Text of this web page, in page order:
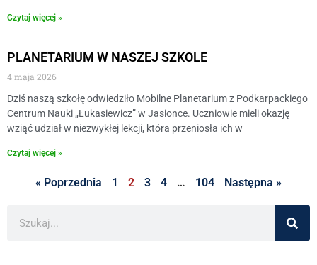
Czytaj więcej »
PLANETARIUM W NASZEJ SZKOLE
4 maja 2026
Dziś naszą szkołę odwiedziło Mobilne Planetarium z Podkarpackiego
Centrum Nauki „Łukasiewicz” w Jasionce. Uczniowie mieli okazję
wziąć udział w niezwykłej lekcji, która przeniosła ich w
Czytaj więcej »
« Poprzednia 1 2 3 4 … 104 Następna »